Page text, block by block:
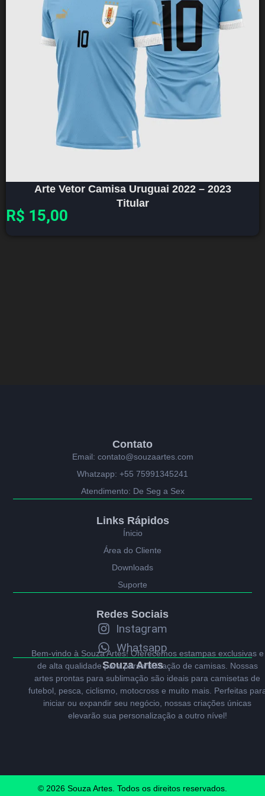
Arte Vetor Camisa Uruguai 2022 – 2023
Titular
R$ 15,00
Souza Artes
Bem-vindo à Souza Artes! Oferecemos estampas exclusivas e
de alta qualidade para personalização de camisas. Nossas
artes prontas para sublimação são ideais para camisetas de
futebol, pesca, ciclismo, motocross e muito mais. Perfeitas
iniciar ou expandir seu negócio, nossas criações únicas
elevarão sua personalização a outro nível!
Contato
Email: contato@souzaartes.com
Whatzapp: +55 75991345241
Atendimento: De Seg a Sex
Redes Sociais
Instagram
Whatsapp
Links Rápidos
Ínicio
Área do Cliente
Downloads
Suporte
© 2026 Souza Artes. Todos os direitos reservados.